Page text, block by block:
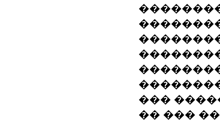
���
�� ���